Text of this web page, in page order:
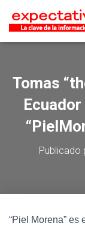
Tomas
Publicado
“Piel Morena” es